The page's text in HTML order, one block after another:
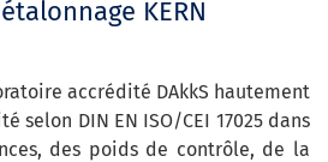
KERN
accrédité DAkkS hautement
selon DIN EN ISO/CEI 17025 dans
des poids de contrôle, de la